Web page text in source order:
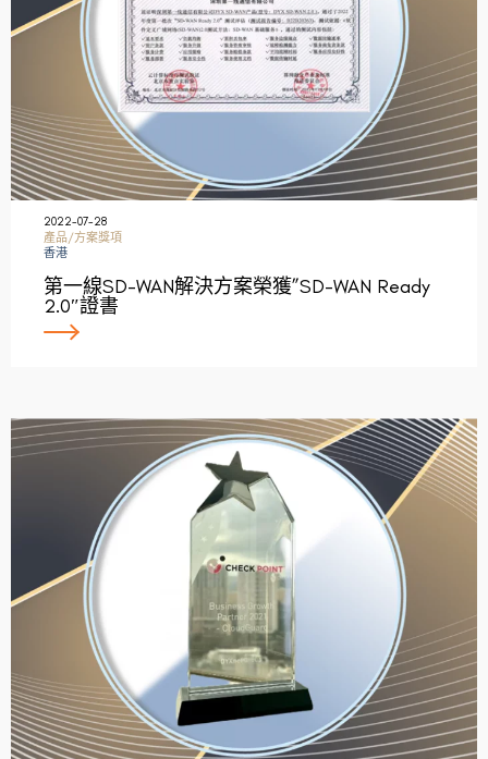
2022-07-28
產品/方案獎項
香港
第一線SD-WAN解決方案榮獲”SD-WAN Ready
2.0″證書